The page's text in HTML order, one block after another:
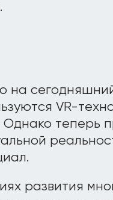
на
VR-
теперь
развития